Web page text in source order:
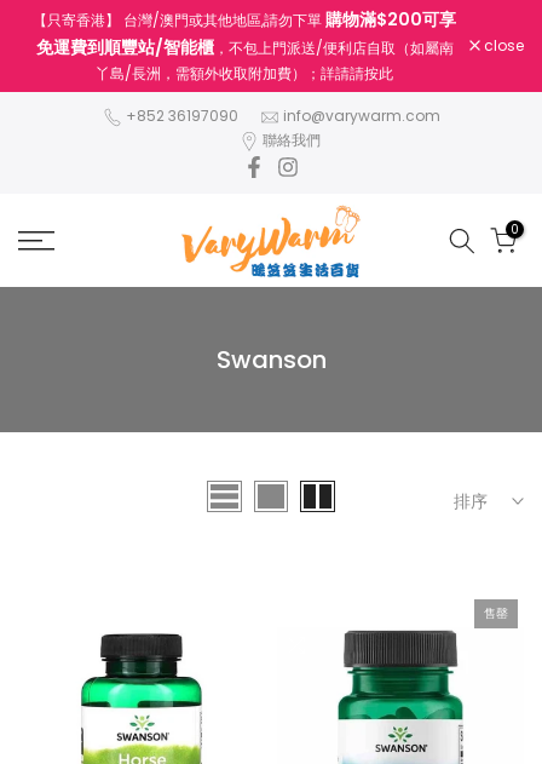
【只寄香港】 台灣/澳門或其他地區,請勿下單購物滿$200可享
免運費到順豐站/智能櫃，不包上門派送/便利店自取（如屬南
丫島/長洲，需額外收取附加費）；詳請請按此
close
+852 36197090
info@varywarm.com
聯絡我們
0
Swanson
排序
售罄